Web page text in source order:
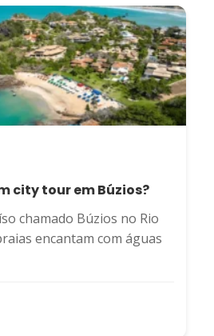
city tour em Búzios?
chamado Búzios no Rio
encantam com águas